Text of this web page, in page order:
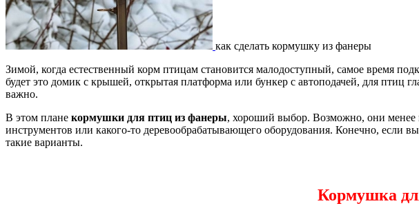
как сделать кормушку из фанеры
Зимой, когда естественный корм птицам становится малодоступный, самое время
будет это домик с крышей, открытая платформа или бункер с автоподачей, для птиц
важно.
В этом плане кормушки для птиц из фанеры, хороший выбор. Возможно, они менее
инструментов или какого-то деревообрабатывающего оборудования. Конечно, если
такие варианты.
Кормушка